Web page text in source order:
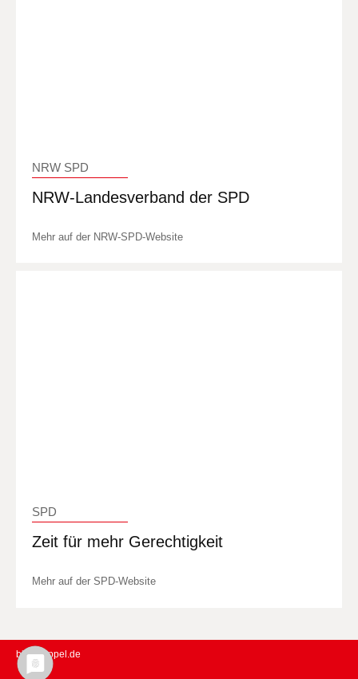
NRW SPD
NRW-Landesverband der SPD
Mehr auf der NRW-SPD-Website
SPD
Zeit für mehr Gerechtigkeit
Mehr auf der SPD-Website
birgit-sippel.de